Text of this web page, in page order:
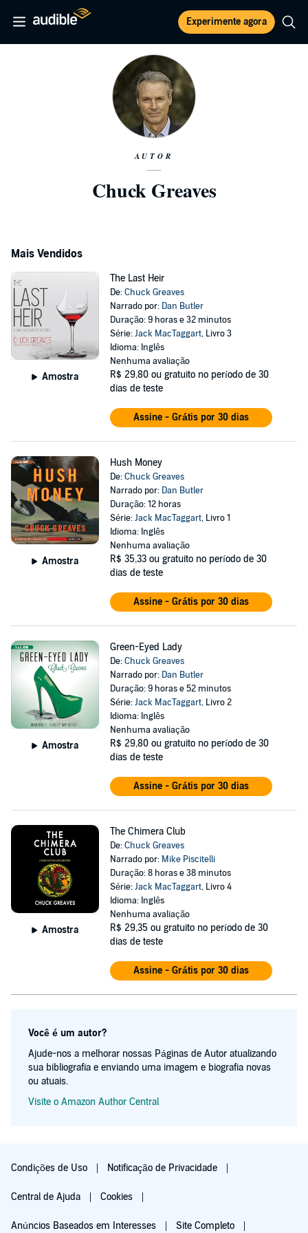
Experimente agora
AUTOR
Chuck Greaves
Mais Vendidos
Amostra
The Last Heir
De:Chuck Greaves
Narrado por: Dan Butler
Duração: 9 horas e 32 minutos
Série:Jack MacTaggart, Livro 3
Idioma: Inglês
Nenhuma avaliação
R$ 29,80 ou gratuito no período de 30
dias de teste
Assine - Grátis por 30 dias
Amostra
Hush Money
De:Chuck Greaves
Narrado por: Dan Butler
Duração: 12 horas
Série:Jack MacTaggart, Livro 1
Idioma: Inglês
Nenhuma avaliação
R$ 35,33 ou gratuito no período de 30
dias de teste
Assine - Grátis por 30 dias
Amostra
Green-Eyed Lady
De:Chuck Greaves
Narrado por: Dan Butler
Duração: 9 horas e 52 minutos
Série:Jack MacTaggart, Livro 2
Idioma: Inglês
Nenhuma avaliação
R$ 29,80 ou gratuito no período de 30
dias de teste
Assine - Grátis por 30 dias
Amostra
The Chimera Club
De:Chuck Greaves
Narrado por: Mike Piscitelli
Duração: 8 horas e 38 minutos
Série:Jack MacTaggart, Livro 4
Idioma: Inglês
Nenhuma avaliação
R$ 29,35 ou gratuito no período de 30
dias de teste
Assine - Grátis por 30 dias
Você é um autor?
Ajude-nos a melhorar nossas Páginas de Autor atualizando
sua bibliografia e enviando uma imagem e biografia novas
ou atuais.
Visite o Amazon Author Central
Condições de Uso Notificação de Privacidade
Central de Ajuda Cookies
Anúncios Baseados em Interesses Site Completo